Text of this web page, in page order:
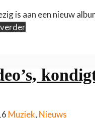
is aan een nieuw
verder
Muziek, Nieuws